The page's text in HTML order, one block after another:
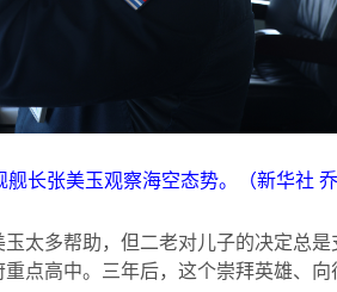
长张美玉观察海空态势。（新华社
太多帮助，但二老对儿子的决定总
点高中。三年后，这个崇拜英雄、